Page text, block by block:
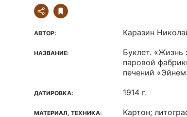
АВТОР: Каразин
НАЗВАНИЕ:
Буклет. «Жизнь
паровой
печений
ДАТИРОВКА: 1914 г.
МАТЕРИАЛ, ТЕХНИКА: Картон;